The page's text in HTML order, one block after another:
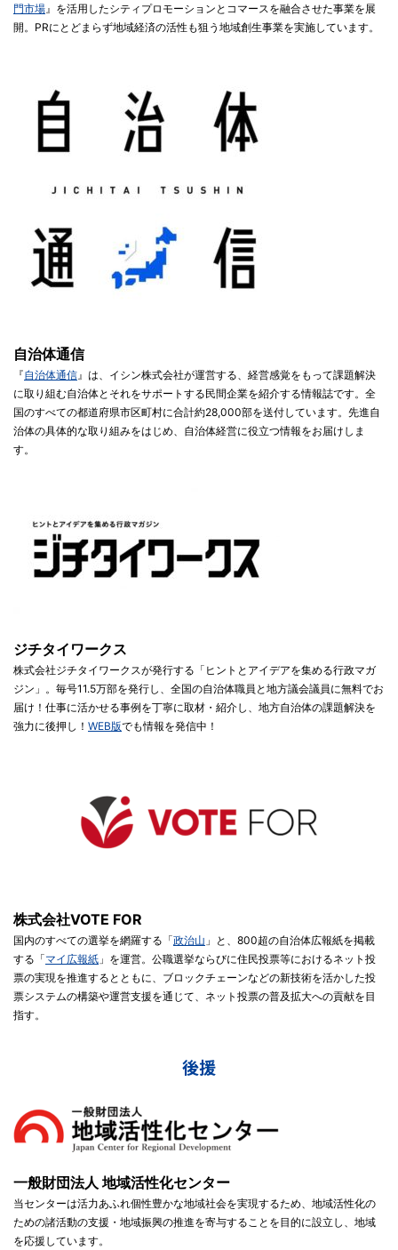
門市場 』を活用したシティプロモーションとコマースを融合させた事業を展
開。PRにとどまらず地域経済の活性も狙う地域創生事業を実施しています。
自治体通信
『自治体通信 』は、イシン株式会社が運営する、経営感覚をもって課題解決
に取り組む自治体とそれをサポートする民間企業を紹介する情報誌です。全
国のすべての都道府県市区町村に合計約28,000部を送付しています。先進自
治体の具体的な取り組みをはじめ、自治体経営に役立つ情報をお届けしま
す。
ジチタイワークス
株式会社ジチタイワークスが発行する「ヒントとアイデアを集める行政マガ
ジン」。毎号11.5万部を発行し、全国の自治体職員と地方議会議員に無料でお
届け！仕事に活かせる事例を丁寧に取材・紹介し、地方自治体の課題解決を
強力に後押し！ WEB版でも情報を発信中！
株式会社VOTE FOR
国内のすべての選挙を網羅する「政治山 」と、800超の自治体広報紙を掲載
する「マイ広報紙 」を運営。公職選挙ならびに住民投票等におけるネット投
票の実現を推進するとともに、ブロックチェーンなどの新技術を活かした投
票システムの構築や運営支援を通じて、ネット投票の普及拡大への貢献を目
指す。
後援
一般財団法人 地域活性化センター
当センターは活力あふれ個性豊かな地域社会を実現するため、地域活性化の
ための諸活動の支援・地域振興の推進を寄与することを目的に設立し、地域
を応援しています。